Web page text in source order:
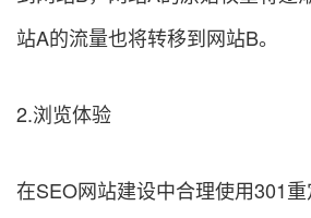
站A的流量也将转移到网站B。
2.浏览体验
在SEO网站建设中合理使用301